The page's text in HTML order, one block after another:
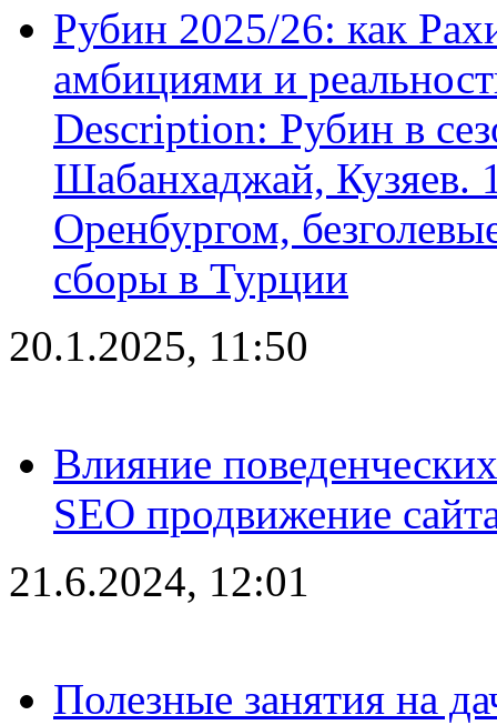
Рубин 2025/26: как
амбициями и
Description: Рубин в
Шабанхаджай, Кузяев.
Оренбургом,
сборы в Турции
20.1.2025, 11:50
Влияние
SEO продвижение
21.6.2024, 12:01
Полезные занятия на